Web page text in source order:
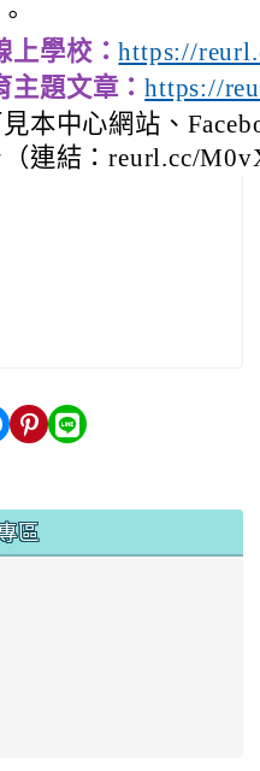
上學校：https://
主題文章：https://
本中心網站、
連結：reurl.cc/
區